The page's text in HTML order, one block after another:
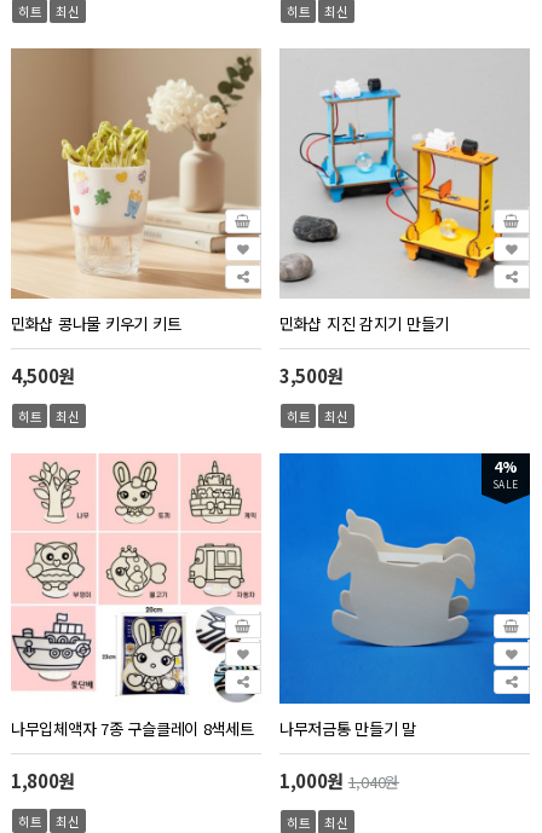
히트 최신 히트 최신
민화샵 콩나물 키우기 키트
4,500원
히트 최신
민화샵 지진 감지기 만들기
3,500원
히트 최신
나무입체액자 7종 구슬클레이 8색세트
1,800원
히트 최신
4%
SALE
나무저금통 만들기 말
1,000원1,040원
히트 최신